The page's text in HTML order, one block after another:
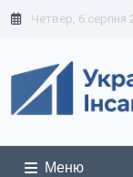
Четвер, 6 серпня
Меню